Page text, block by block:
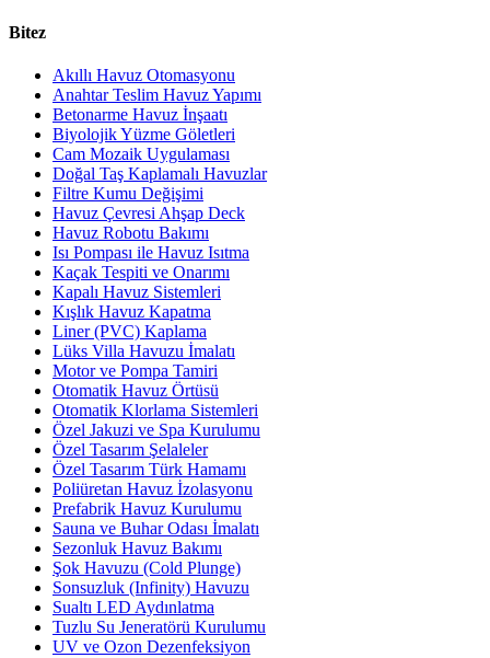
Bitez
Akıllı Havuz Otomasyonu
Anahtar Teslim Havuz Yapımı
Betonarme Havuz İnşaatı
Biyolojik Yüzme Göletleri
Cam Mozaik Uygulaması
Doğal Taş Kaplamalı Havuzlar
Filtre Kumu Değişimi
Havuz Çevresi Ahşap Deck
Havuz Robotu Bakımı
Isı Pompası ile Havuz Isıtma
Kaçak Tespiti ve Onarımı
Kapalı Havuz Sistemleri
Kışlık Havuz Kapatma
Liner (PVC) Kaplama
Lüks Villa Havuzu İmalatı
Motor ve Pompa Tamiri
Otomatik Havuz Örtüsü
Otomatik Klorlama Sistemleri
Özel Jakuzi ve Spa Kurulumu
Özel Tasarım Şelaleler
Özel Tasarım Türk Hamamı
Poliüretan Havuz İzolasyonu
Prefabrik Havuz Kurulumu
Sauna ve Buhar Odası İmalatı
Sezonluk Havuz Bakımı
Şok Havuzu (Cold Plunge)
Sonsuzluk (Infinity) Havuzu
Sualtı LED Aydınlatma
Tuzlu Su Jeneratörü Kurulumu
UV ve Ozon Dezenfeksiyon